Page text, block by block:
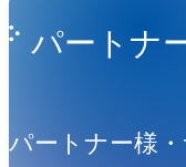
パートナ
パートナー様